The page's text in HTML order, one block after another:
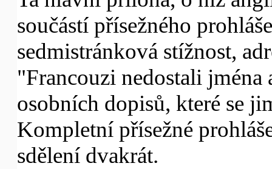
součástí přísežného
sedmistránková stížnost,
"Francouzi nedostali
osobních dopisů, které se
Kompletní přísežné
sdělení dvakrát.